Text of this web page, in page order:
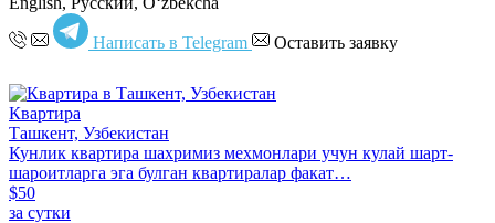
Написать в Telegram Оставить заявку
Квартира
Ташкент, Узбекистан
Кунлик квартира шахримиз меxмонлари учун кулай шарт-
шароитларга эга булган квартиралар факат…
$50
за сутки